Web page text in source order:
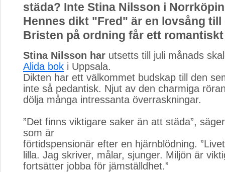
städa? Inte Stina Nilsson i
Hennes dikt "Fred" är en lovsång till
Bristen på ordning får ett
Stina Nilsson har utsetts till juli månads
Alida bok i Uppsala.
Dikten har ett välkommet budskap till den
inte så pedantisk. Njut av den charmiga
dölja många intressanta överraskningar.
”Det finns viktigare saker än att städa”,
som är
förtidspensionär efter en hjärnblödning.
lilla. Jag skriver, målar, sjunger. Miljön är
fortsätter jobba för jämställdhet.”